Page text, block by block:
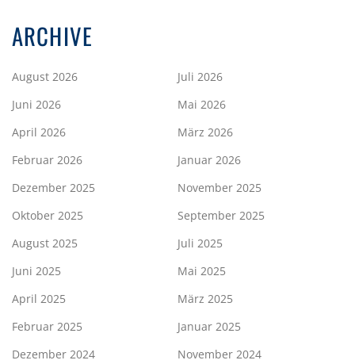
ARCHIVE
August 2026
Juli 2026
Juni 2026
Mai 2026
April 2026
März 2026
Februar 2026
Januar 2026
Dezember 2025
November 2025
Oktober 2025
September 2025
August 2025
Juli 2025
Juni 2025
Mai 2025
April 2025
März 2025
Februar 2025
Januar 2025
Dezember 2024
November 2024